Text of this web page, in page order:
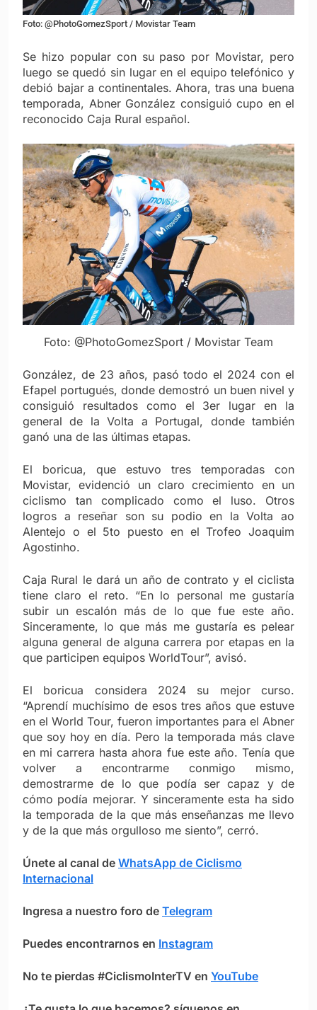
Foto: @PhotoGomezSport / Movistar Team
Se hizo popular con su paso por Movistar, pero
luego se quedó sin lugar en el equipo telefónico y
debió bajar a continentales. Ahora, tras una buena
temporada, Abner González consiguió cupo en el
reconocido Caja Rural español.
Foto: @PhotoGomezSport / Movistar Team
González, de 23 años, pasó todo el 2024 con el
Efapel portugués, donde demostró un buen nivel y
consiguió resultados como el 3er lugar en la
general de la Volta a Portugal, donde también
ganó una de las últimas etapas.
El boricua, que estuvo tres temporadas con
Movistar, evidenció un claro crecimiento en un
ciclismo tan complicado como el luso. Otros
logros a reseñar son su podio en la Volta ao
Alentejo o el 5to puesto en el Trofeo Joaquim
Agostinho.
Caja Rural le dará un año de contrato y el ciclista
tiene claro el reto. “En lo personal me gustaría
subir un escalón más de lo que fue este año.
Sinceramente, lo que más me gustaría es pelear
alguna general de alguna carrera por etapas en la
que participen equipos WorldTour”, avisó.
El boricua considera 2024 su mejor curso.
“Aprendí muchísimo de esos tres años que estuve
en el World Tour, fueron importantes para el Abner
que soy hoy en día. Pero la temporada más clave
en mi carrera hasta ahora fue este año. Tenía que
volver a encontrarme conmigo mismo,
demostrarme de lo que podía ser capaz y de
cómo podía mejorar. Y sinceramente esta ha sido
la temporada de la que más enseñanzas me llevo
y de la que más orgulloso me siento”, cerró.
Únete al canal de WhatsApp de Ciclismo
Internacional
Ingresa a nuestro foro de Telegram
Puedes encontrarnos en Instagram
No te pierdas #CiclismoInterTV en YouTube